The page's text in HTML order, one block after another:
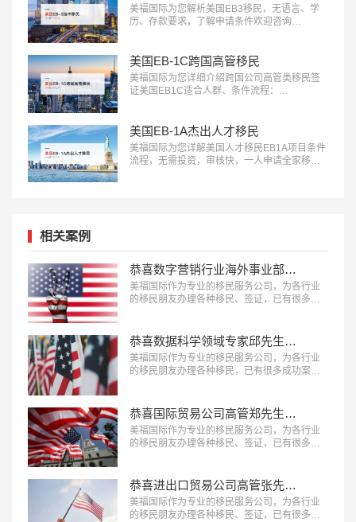
美福国际为您解析美国EB3移民，无语言、学
历、存款要求，了解申请条件欢迎咨询
美国EB-1C跨国高管移民
美福国际为您详细介绍跨国公司高管类移民签
证美国EB1C适合人群、条件流程：
美国EB-1A杰出人才移民
美福国际为您详解美国人才移民EB1A项目条件
流程，无需投资，审核快，一人申请全家移
相关案例
恭喜数字营销行业海外事业部总裁杨先生获批美国L1签证！
美福国际作为专业的移民服务公司，为各行业
的移民朋友办理各种移民、签证，已有很多成
例。…
恭喜数据科学领域专家邱先生获批美国NIW移民！
美福国际作为专业的移民服务公司，为各行业
的移民朋友办理各种移民，已有很多成功案
恭喜国际贸易公司高管郑先生获批美国L1签证！
美福国际作为专业的移民服务公司，为各行业
的移民朋友办理各种移民、签证，已有很多成
恭喜进出口贸易公司高管张先生获批美国L1签证！
美福国际作为专业的移民服务公司，为各行业
的移民朋友办理各种移民、签证，已有很多成